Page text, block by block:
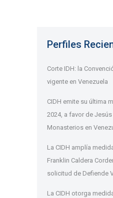
Perfiles
Corte IDH: la
vigente en Venezuela
CIDH emite su última
2024, a favor de
Monasterios en
La CIDH amplía
Franklin Caldera
solicitud de Defiende
La CIDH otorga